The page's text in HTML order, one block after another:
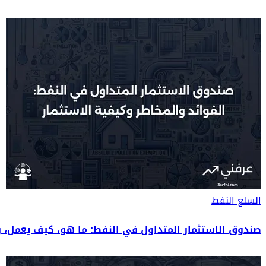
السلعالنفط
صندوق الاستثمار المتداول في النفط: ما هو، كيف يعمل،